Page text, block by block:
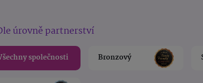
úrovně partnerství
společnosti Bronzový